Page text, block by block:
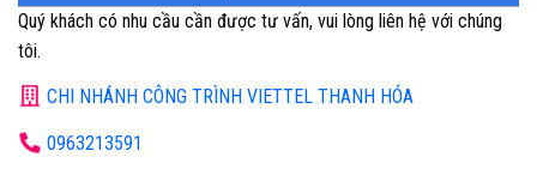
Quý khách có nhu cầu cần được tư vấn, vui lòng liên hệ với chúng
tôi.
CHI NHÁNH CÔNG TRÌNH VIETTEL THANH HÓA
0963213591